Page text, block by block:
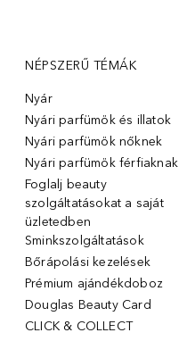
NÉPSZERŰ TÉMÁK
Nyár
Nyári parfümök és illatok
Nyári parfümök nőknek
Nyári parfümök férfiaknak
Foglalj beauty
szolgáltatásokat a saját
üzletedben
Sminkszolgáltatások
Bőrápolási kezelések
Prémium ajándékdoboz
Douglas Beauty Card
CLICK & COLLECT